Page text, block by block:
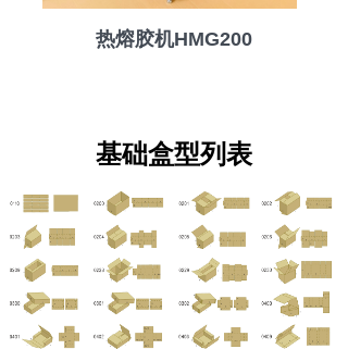
基础盒型列表
热熔胶机HMG200